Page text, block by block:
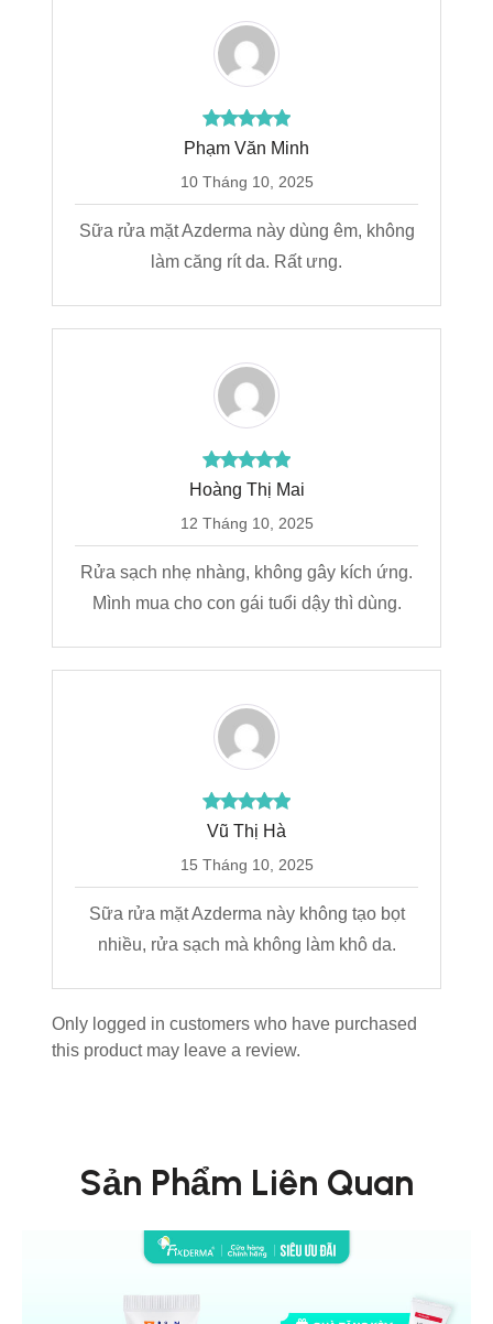
Phạm Văn Minh
10 Tháng 10, 2025
Sữa rửa mặt Azderma này dùng êm, không
làm căng rít da. Rất ưng.
Hoàng Thị Mai
12 Tháng 10, 2025
Rửa sạch nhẹ nhàng, không gây kích ứng.
Mình mua cho con gái tuổi dậy thì dùng.
Vũ Thị Hà
15 Tháng 10, 2025
Sữa rửa mặt Azderma này không tạo bọt
nhiều, rửa sạch mà không làm khô da.
Only logged in customers who have purchased
this product may leave a review.
Sản Phẩm Liên Quan